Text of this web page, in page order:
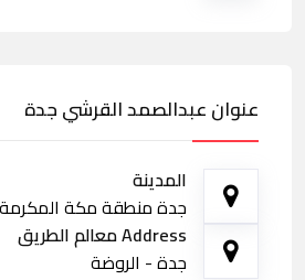
عنوان عبدالصمد القرشي جدة
المدينة
جدة منطقة مكة
Address معالم الطريق
جدة - الروضة